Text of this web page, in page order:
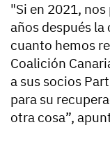
"Si en 2021,
años después
cuanto hemos
Coalición
a sus socios
para su
otra cosa”,